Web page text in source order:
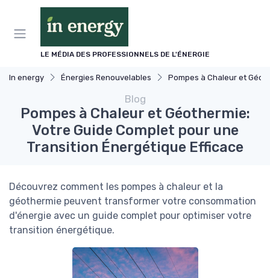
LE MÉDIA DES PROFESSIONNELS DE L'ÉNERGIE
In energy Énergies Renouvelables Pompes à Chaleur et Géothermie
Blog
Pompes à Chaleur et Géothermie:
Votre Guide Complet pour une
Transition Énergétique Efficace
Découvrez comment les pompes à chaleur et la
géothermie peuvent transformer votre consommation
d'énergie avec un guide complet pour optimiser votre
transition énergétique.
Panneau de gestion des cookies